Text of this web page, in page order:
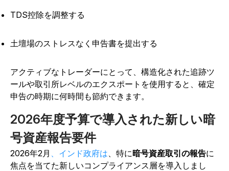
TDS控除を調整する
土壇場のストレスなく申告書を提出する
アクティブなトレーダーにとって、構造化された追跡ツ
ールや取引所レベルのエクスポートを使用すると、確定
申告の時期に何時間も節約できます。
2026年度予算で導入された新しい暗
号資産報告要件
2026年2月 、インド政府は、特に暗号資産取引の報告に
焦点を当てた新しいコンプライアンス層を導入しまし